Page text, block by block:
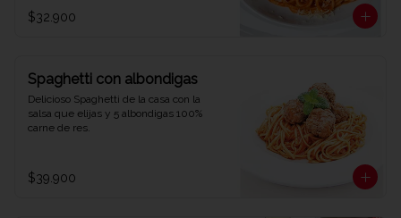
$32.900
Spaghetti con albondigas
Delicioso Spaghetti de la casa con la
salsa que elijas y 5 albondigas 100%
carne de res.
$39.900